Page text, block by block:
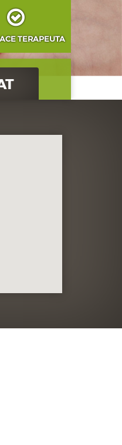
TERAPEUTA